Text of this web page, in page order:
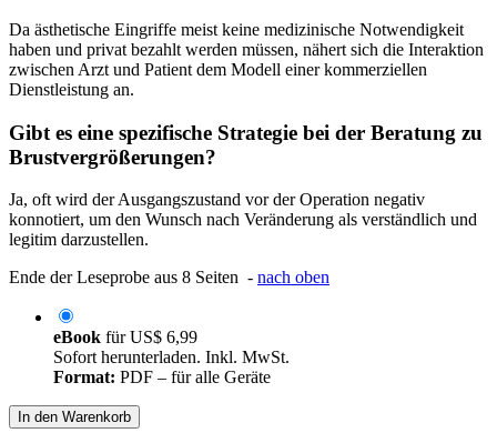
Da ästhetische Eingriffe meist keine medizinische Notwendigkeit
haben und privat bezahlt werden müssen, nähert sich die Interaktion
zwischen Arzt und Patient dem Modell einer kommerziellen
Dienstleistung an.
Gibt es eine spezifische Strategie bei der Beratung zu
Brustvergrößerungen?
Ja, oft wird der Ausgangszustand vor der Operation negativ
konnotiert, um den Wunsch nach Veränderung als verständlich und
legitim darzustellen.
Ende der Leseprobe aus 8 Seiten - nach oben
eBook fürUS$ 6,99
Sofort herunterladen. Inkl. MwSt.
Format: PDF – für alle Geräte
In den Warenkorb